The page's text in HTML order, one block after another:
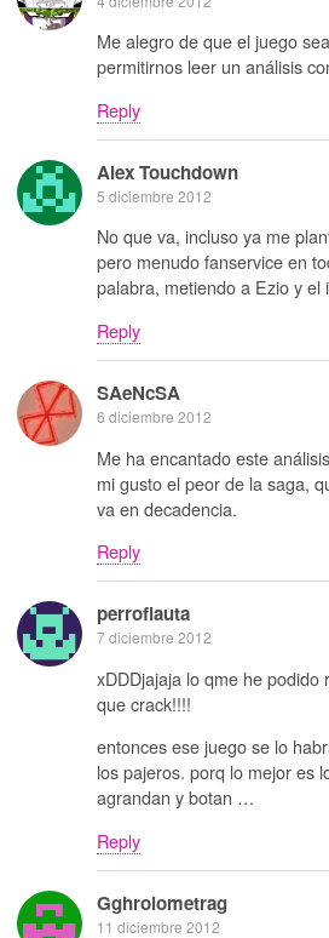
Me alegro de que el juego
permitirnos leer un análisis
Reply
Alex Touchdown
5 diciembre 2012
No que va, incluso ya me
pero menudo fanservice en
palabra, metiendo a Ezio y el
Reply
SAeNcSA
6 diciembre 2012
Me ha encantado este
mi gusto el peor de la saga,
va en decadencia.
Reply
perroflauta
7 diciembre 2012
xDDDjajaja lo qme he podido
que crack!!!!
entonces ese juego se lo
los pajeros. porq lo mejor es
agrandan y botan …
Reply
Gghrolometrag
11 diciembre 2012